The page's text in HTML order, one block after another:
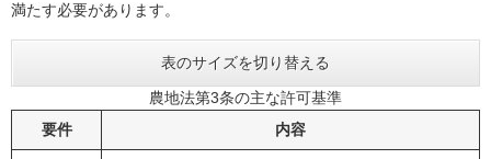
満たす必要があります。
表のサイズを切り替える
農地法第3条の主な許可基準
要件
内容